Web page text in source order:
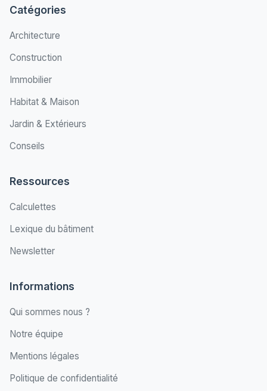
Catégories
Architecture
Construction
Immobilier
Habitat & Maison
Jardin & Extérieurs
Conseils
Ressources
Calculettes
Lexique du bâtiment
Newsletter
Informations
Qui sommes nous ?
Notre équipe
Mentions légales
Politique de confidentialité